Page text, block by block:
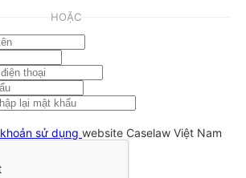
HOẶC
sử dụng website Caselaw Việt Nam